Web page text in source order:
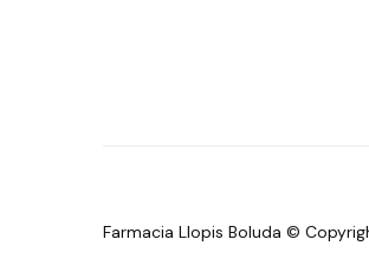
Farmacia Llopis Boluda ©